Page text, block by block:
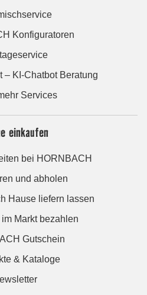
Konfiguratoren
– KI-Chatbot Beratung
Services
einkaufen
bei HORNBACH
und abholen
Hause liefern lassen
Markt bezahlen
Gutschein
& Kataloge